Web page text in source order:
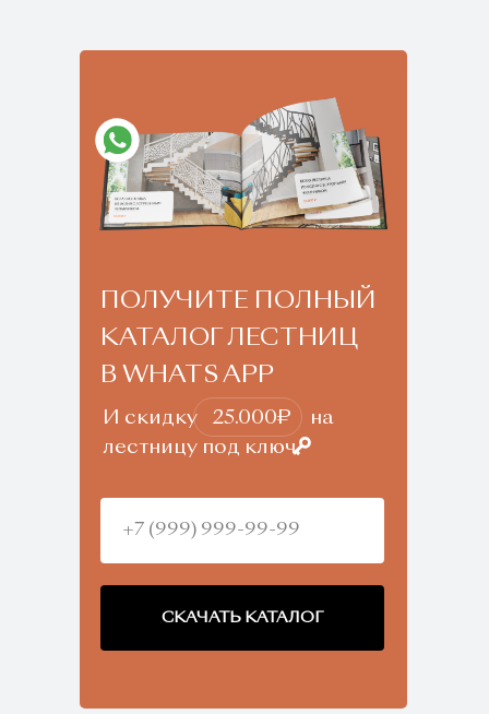
СКАЧАТЬ КАТАЛОГ
ПОЛУЧИТЕ ПОЛНЫЙ
КАТАЛОГ ЛЕСТНИЦ
В WHATS APP
И скидку ⠀25.000₽ ⠀ на
лестницу под ключ